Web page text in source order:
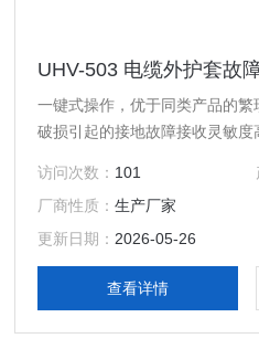
UHV-503 电缆外护套故
一键式操作，优于同类产品的
破损引起的接地故障接收灵敏度
访问次数： 101
厂商性质：生产厂家
更新日期： 2026-05-26
查看详情